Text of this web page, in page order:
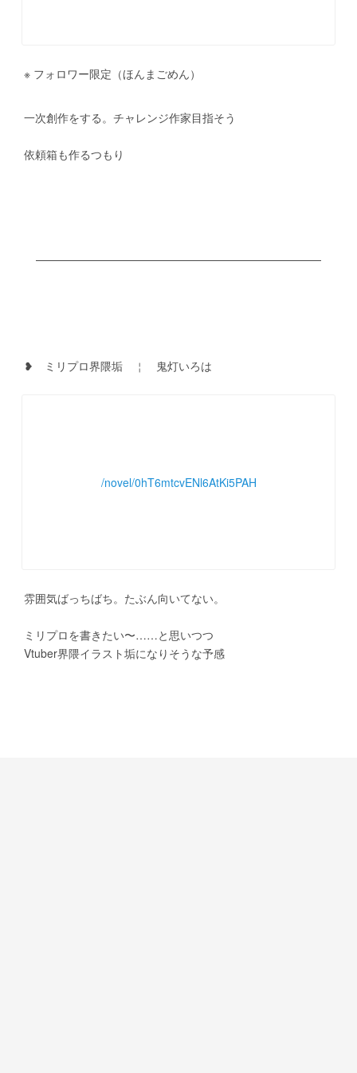
※ フォロワー限定（ほんまごめん）
一次創作をする。チャレンジ作家目指そう
依頼箱も作るつもり
❥　ミリプロ界隈垢　￤　鬼灯いろは
/novel/0hT6mtcvENl6AtKi5PAH
雰囲気ばっちばち。たぶん向いてない。
ミリプロを書きたい〜……と思いつつ
Vtuber界隈イラスト垢になりそうな予感